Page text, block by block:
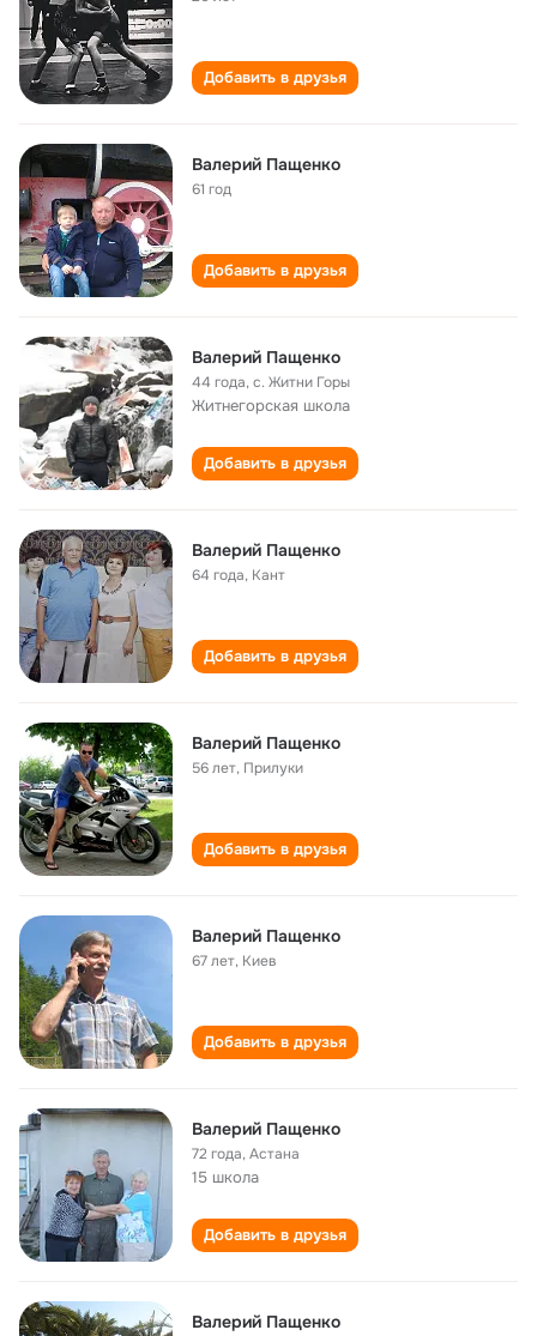
Добавить в друзья
Валерий Пащенко
61 год
Добавить в друзья
Валерий Пащенко
44 года,с. Житни Горы
Житнегорская школа
Добавить в друзья
Валерий Пащенко
64 года, Кант
Добавить в друзья
Валерий Пащенко
56 лет, Прилуки
Добавить в друзья
Валерий Пащенко
67 лет, Киев
Добавить в друзья
Валерий Пащенко
72 года,Астана
15 школа
Добавить в друзья
Валерий Пащенко